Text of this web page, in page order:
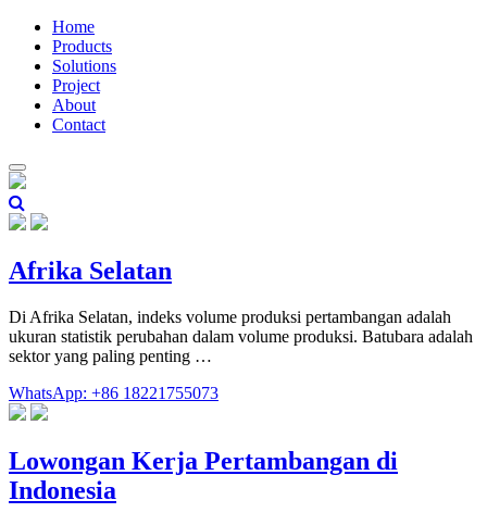
Home
Products
Solutions
Project
About
Contact
Afrika Selatan
Di Afrika Selatan, indeks volume produksi pertambangan adalah
ukuran statistik perubahan dalam volume produksi. Batubara adalah
sektor yang paling penting …
WhatsApp: +86 18221755073
Lowongan Kerja Pertambangan di
Indonesia